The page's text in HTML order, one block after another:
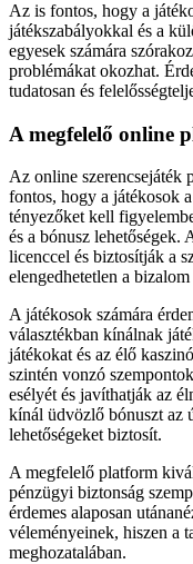
Az is fontos, hogy a
játékszabályokkal és a
egyesek számára
problémákat okozhat.
tudatosan és
A megfelelő online
Az online szerencsejáték
fontos, hogy a játékosok
tényezőket kell
és a bónusz lehetőségek.
licenccel és biztosítják a
elengedhetetlen a
A játékosok számára
választékban kínálnak
játékokat és az élő
szintén vonzó
esélyét és javíthatják az
kínál üdvözlő bónuszt az
lehetőségeket biztosít.
A megfelelő platform
pénzügyi biztonság
érdemes alaposan
véleményeinek, hiszen a
meghozatalában.